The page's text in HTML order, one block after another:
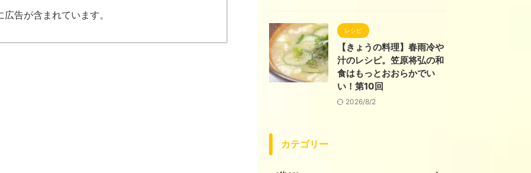
広告が含まれています。
レシピ
【きょうの料理】春雨冷や
汁のレシピ。笠原将弘の和
食はもっとおおらかでい
い！第10回
2026/8/2
カテゴリー